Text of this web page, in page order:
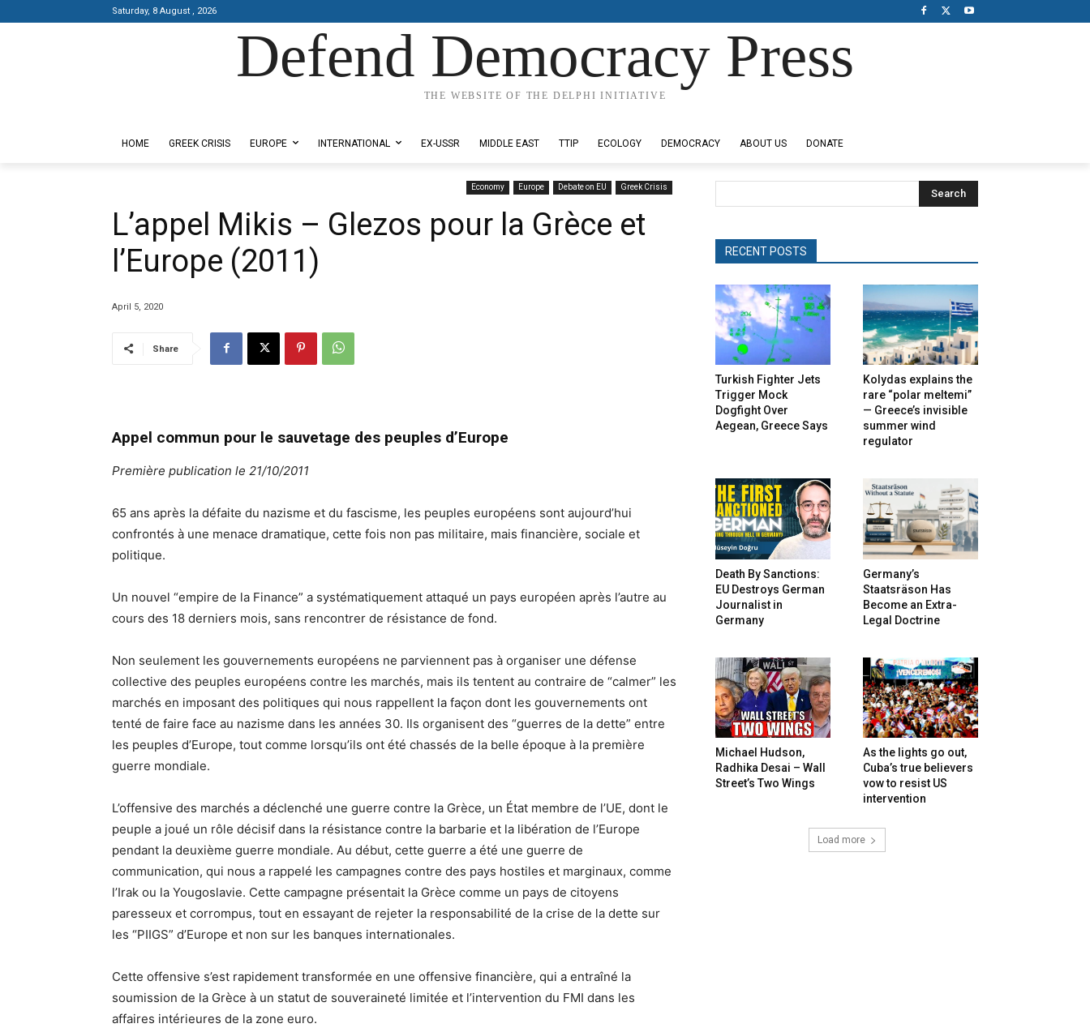
Saturday, 8 August , 2026
Defend Democracy Press
THE WEBSITE OF THE DELPHI INITIATIVE
HOME GREEK CRISIS EUROPE INTERNATIONAL EX-USSR MIDDLE EAST TTIP ECOLOGY DEMOCRACY ABOUT US DONATE
Economy Europe Debate on EU Greek Crisis
L’appel Mikis – Glezos pour la Grèce et
l’Europe (2011)
April 5, 2020
Share
Appel commun pour le sauvetage des peuples d’Europe
Première publication le 21/10/2011
65 ans après la défaite du nazisme et du fascisme, les peuples européens sont aujourd’hui
confrontés à une menace dramatique, cette fois non pas militaire, mais financière, sociale et
politique.
Un nouvel “empire de la Finance” a systématiquement attaqué un pays européen après l’autre au
cours des 18 derniers mois, sans rencontrer de résistance de fond.
Non seulement les gouvernements européens ne parviennent pas à organiser une défense
collective des peuples européens contre les marchés, mais ils tentent au contraire de “calmer” les
marchés en imposant des politiques qui nous rappellent la façon dont les gouvernements ont
tenté de faire face au nazisme dans les années 30. Ils organisent des “guerres de la dette” entre
les peuples d’Europe, tout comme lorsqu’ils ont été chassés de la belle époque à la première
guerre mondiale.
L’offensive des marchés a déclenché une guerre contre la Grèce, un État membre de l’UE, dont le
peuple a joué un rôle décisif dans la résistance contre la barbarie et la libération de l’Europe
pendant la deuxième guerre mondiale. Au début, cette guerre a été une guerre de
communication, qui nous a rappelé les campagnes contre des pays hostiles et marginaux, comme
l’Irak ou la Yougoslavie. Cette campagne présentait la Grèce comme un pays de citoyens
paresseux et corrompus, tout en essayant de rejeter la responsabilité de la crise de la dette sur
les “PIIGS” d’Europe et non sur les banques internationales.
Cette offensive s’est rapidement transformée en une offensive financière, qui a entraîné la
soumission de la Grèce à un statut de souveraineté limitée et l’intervention du FMI dans les
affaires intérieures de la zone euro.
Search
RECENT POSTS
Turkish Fighter Jets
Trigger Mock
Dogfight Over
Aegean, Greece Says
Kolydas explains the
rare “polar meltemi”
— Greece’s invisible
summer wind
regulator
Death By Sanctions:
EU Destroys German
Journalist in
Germany
Germany’s
Staatsräson Has
Become an Extra-
Legal Doctrine
Michael Hudson,
Radhika Desai – Wall
Street’s Two Wings
As the lights go out,
Cuba’s true believers
vow to resist US
intervention
Load more